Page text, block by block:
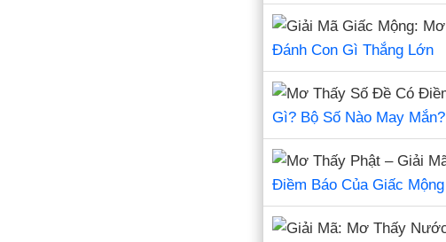
Đánh Con Gì Thắng Lớn
Gì? Bộ Số Nào May Mắn?
Điềm Báo Của Giấc Mộng